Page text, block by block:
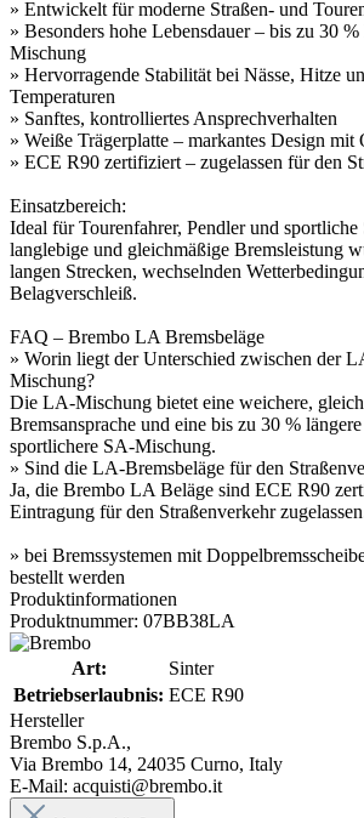
» Entwickelt für moderne Straßen- und
» Besonders hohe Lebensdauer – bis zu 30
Mischung
» Hervorragende Stabilität bei Nässe, Hitze
Temperaturen
» Sanftes, kontrolliertes Ansprechverhalten
» Weiße Trägerplatte – markantes Design
» ECE R90 zertifiziert – zugelassen für den
Einsatzbereich:
Ideal für Tourenfahrer, Pendler und sportliche
langlebige und gleichmäßige Bremsleistung
langen Strecken, wechselnden
Belagverschleiß.
FAQ – Brembo LA Bremsbeläge
» Worin liegt der Unterschied zwischen der
Mischung?
Die LA-Mischung bietet eine weichere,
Bremsansprache und eine bis zu 30 %
sportlichere SA-Mischung.
» Sind die LA-Bremsbeläge für den
Ja, die Brembo LA Beläge sind ECE R90
Eintragung für den Straßenverkehr
» bei Bremssystemen mit
bestellt werden
Produktinformationen
Produktnummer: 07BB38LA
Art:
Sinter
Betriebserlaubnis: ECE R90
Hersteller
Brembo S.p.A.,
Via Brembo 14, 24035 Curno, Italy
E-Mail: acquisti@brembo.it